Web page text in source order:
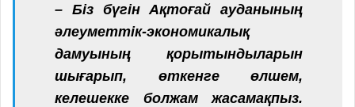
– Біз бүгін Ақтоғай ауданының
әлеуметтік-экономикалық
дамуының қорытындыларын
шығарып, өткенге өлшем,
келешекке болжам жасамақпыз.